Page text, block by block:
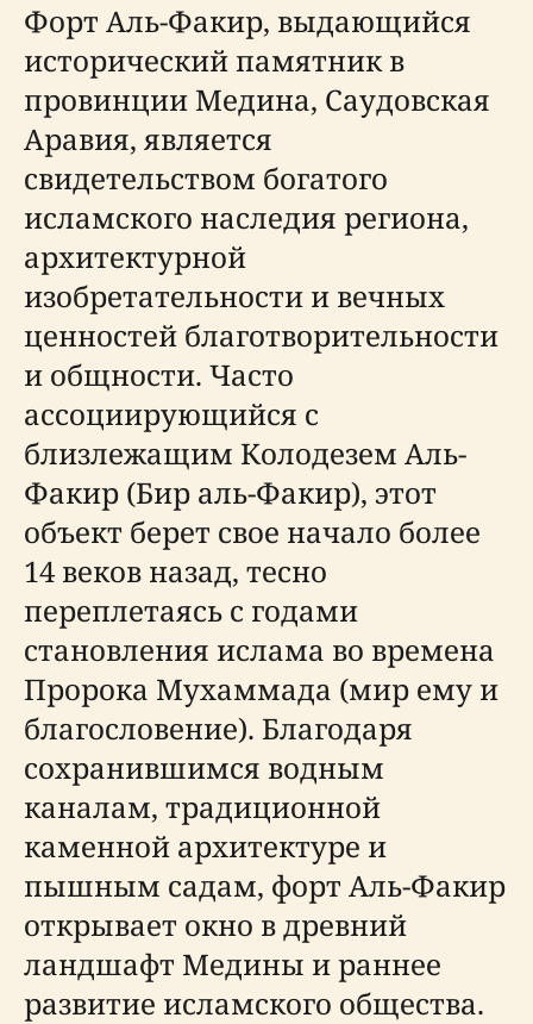
Форт Аль-Факир, выдающийся
исторический памятник в
провинции Медина, Саудовская
Аравия, является
свидетельством богатого
исламского наследия региона,
архитектурной
изобретательности и вечных
ценностей благотворительности
и общности. Часто
ассоциирующийся с
близлежащим Колодезем Аль-
Факир (Бир аль-Факир), этот
объект берет свое начало более
14 веков назад, тесно
переплетаясь с годами
становления ислама во времена
Пророка Мухаммада (мир ему и
благословение). Благодаря
сохранившимся водным
каналам, традиционной
каменной архитектуре и
пышным садам, форт Аль-Факир
открывает окно в древний
ландшафт Медины и раннее
развитие исламского общества.